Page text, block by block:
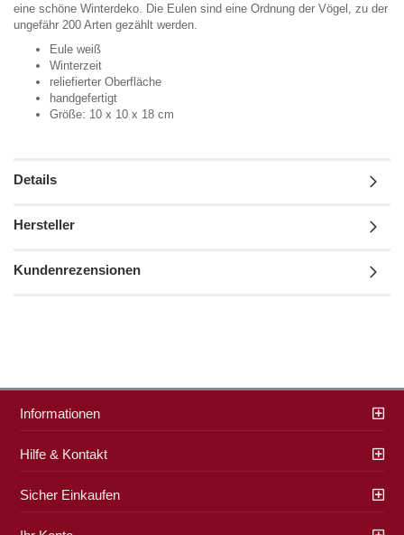
eine schöne Winterdeko. Die Eulen sind eine Ordnung der Vögel, zu der
ungefähr 200 Arten gezählt werden.
Eule weiß
Winterzeit
reliefierter Oberfläche
handgefertigt
Größe: 10 x 10 x 18 cm
Details
Hersteller
Kundenrezensionen
Informationen
Hilfe & Kontakt
Sicher Einkaufen